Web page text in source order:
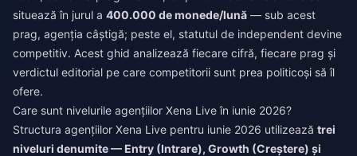
situează în jurul a 400.000 de monede/lună — sub acest
prag, agenția câștigă; peste el, statutul de independent devine
competitiv. Acest ghid analizează fiecare cifră, fiecare prag și
verdictul editorial pe care competitorii sunt prea politicoși să îl
ofere.
Care sunt nivelurile agențiilor Xena Live în iunie 2026?
Structura agențiilor Xena Live pentru iunie 2026 utilizează trei
niveluri denumite — Entry (Intrare), Growth (Creștere) și